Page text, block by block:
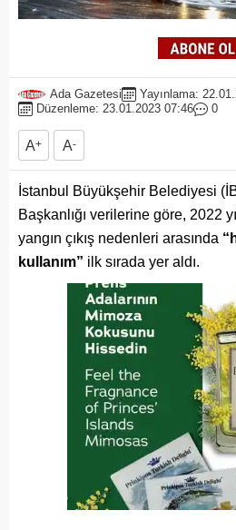
Ada Gazetesi
Yayınlama:
Düzenleme: 23.01.2023 07:46
0
A+ A-
İstanbul Büyükşehir Belediyesi
Başkanlığı verilerine göre, 2022
yangın çıkış nedenleri arasında
kullanım” ilk sırada yer aldı.